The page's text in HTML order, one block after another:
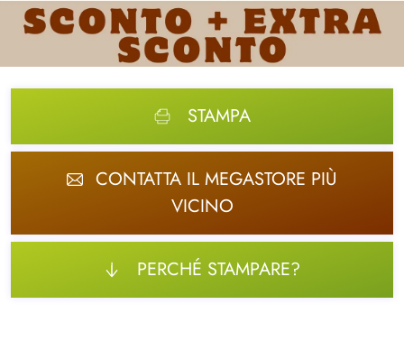
STAMPA
CONTATTA IL MEGASTORE PIÙ
VICINO
PERCHÉ STAMPARE?